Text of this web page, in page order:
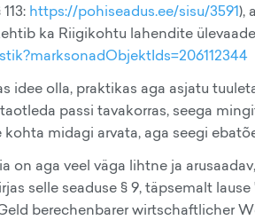
https://pohiseadus.ee/sisu/3591),
ka Riigikohtu lahendite
idee olla, praktikas aga asjatu
passi tavakorras, seega
midagi arvata, aga seegi
on aga veel väga lihtne ja
selle seaduse § 9, täpsemalt
berechenbarer wirtschaftlicher